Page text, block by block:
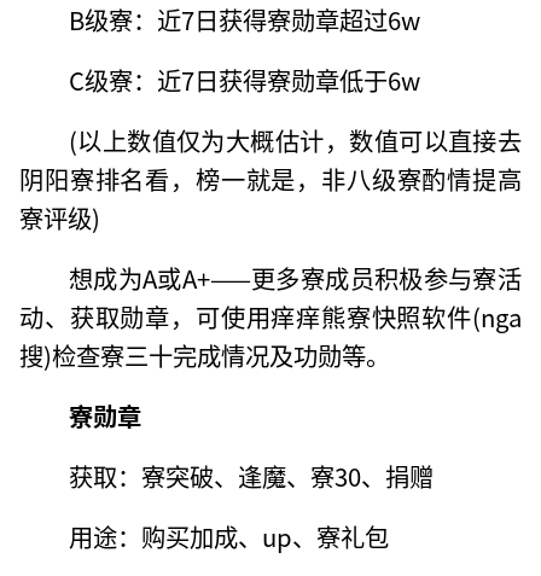
B级寮：近7日获得寮勋章超过6w
C级寮：近7日获得寮勋章低于6w
(以上数值仅为大概估计，数值可以直接去
阴阳寮排名看，榜一就是，非八级寮酌情提高
寮评级)
想成为A或A+——更多寮成员积极参与寮活
动、获取勋章，可使用痒痒熊寮快照软件(nga
搜)检查寮三十完成情况及功勋等。
寮勋章
获取：寮突破、逢魔、寮30、捐赠
用途：购买加成、up、寮礼包